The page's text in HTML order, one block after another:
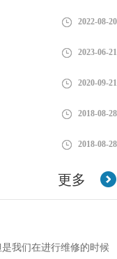
2022-08-20
2023-06-21
2020-09-21
2018-08-28
2018-08-28
更多
业之间在电子化的环境
方式也在不断改变和提
掌握一定的技巧，到底应